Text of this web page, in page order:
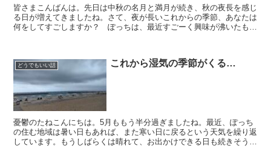
皆さまこんばんは。先日は中秋の名月と満月が続き、秋の夜長を感じ
る日が増えてきましたね。さて、夜が長いこれからの季節、あなたは
何をしてすごしますか？ ぽっちは、最近すごーく興味が沸いたもの
どうでもいい話 これから湿気の季節がくる…
憂鬱のたねこんにちは。5月ももう半分過ぎましたね。最近、ぽっち
の住む地域は暑い日もあれば、また寒い日に戻るという天気を繰り返
しています。もうしばらくは晴れて、お出かけできる日も続きそうな